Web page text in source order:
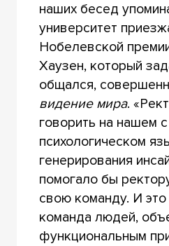
наших бесед
университет
Нобелевской
Хаузен, который
общался,
видение мира.
говорить на нашем
психологическом
генерирования
помогало бы
свою команду. И
команда людей,
функциональным